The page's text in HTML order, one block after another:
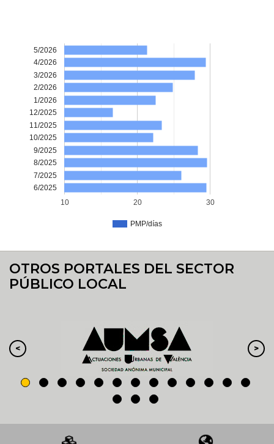
PMP/días
10 20 30
5/2026
4/2026
3/2026
2/2026
1/2026
12/2025
11/2025
10/2025
9/2025
8/2025
7/2025
6/2025
OTROS PORTALES DEL SECTOR
PÚBLICO LOCAL